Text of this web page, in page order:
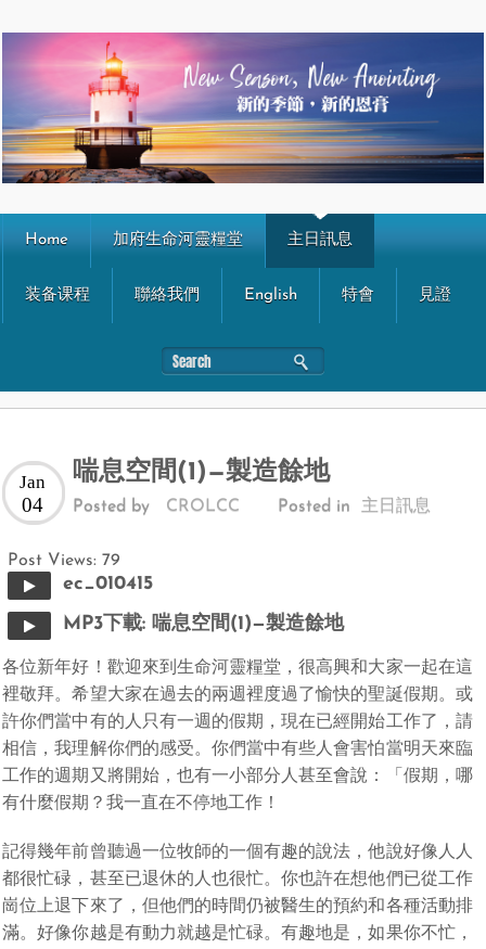
Home 加府生命河靈糧堂 主日訊息
装备课程 聯絡我們 English 特會 見證
喘息空間(1)—製造餘地
Jan
04 Posted by CROLCC Posted in 主日訊息
Post Views: 79
ec_010415
MP3下載: 喘息空間(1)—製造餘地
各位新年好！歡迎來到生命河靈糧堂，很高興和大家一起在這
裡敬拜。希望大家在過去的兩週裡度過了愉快的聖誕假期。或
許你們當中有的人只有一週的假期，現在已經開始工作了，請
相信，我理解你們的感受。你們當中有些人會害怕當明天來臨
工作的週期又將開始，也有一小部分人甚至會說：「假期，哪
有什麼假期？我一直在不停地工作！
記得幾年前曾聽過一位牧師的一個有趣的說法，他說好像人人
都很忙碌，甚至已退休的人也很忙。你也許在想他們已從工作
崗位上退下來了，但他們的時間仍被醫生的預約和各種活動排
滿。好像你越是有動力就越是忙碌。有趣地是，如果你不忙，